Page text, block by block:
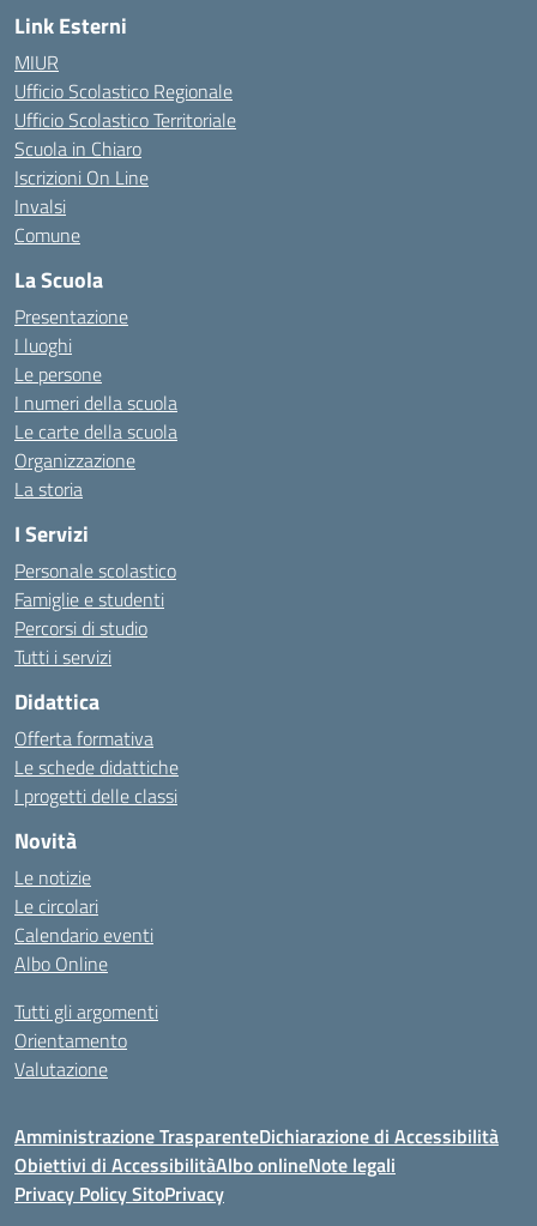
Link Esterni
MIUR
Ufficio Scolastico Regionale
Ufficio Scolastico Territoriale
Scuola in Chiaro
Iscrizioni On Line
Invalsi
Comune
La Scuola
Presentazione
I luoghi
Le persone
I numeri della scuola
Le carte della scuola
Organizzazione
La storia
I Servizi
Personale scolastico
Famiglie e studenti
Percorsi di studio
Tutti i servizi
Didattica
Offerta formativa
Le schede didattiche
I progetti delle classi
Novità
Le notizie
Le circolari
Calendario eventi
Albo Online
Tutti gli argomenti
Orientamento
Valutazione
Amministrazione TrasparenteDichiarazione di Accessibilità
Obiettivi di AccessibilitàAlbo onlineNote legali
Privacy Policy SitoPrivacy